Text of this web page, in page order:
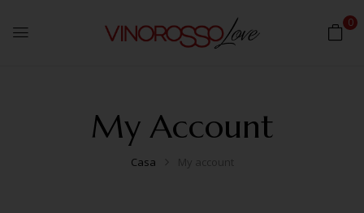
0
My Account
Casa My account